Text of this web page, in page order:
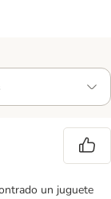
un juguete